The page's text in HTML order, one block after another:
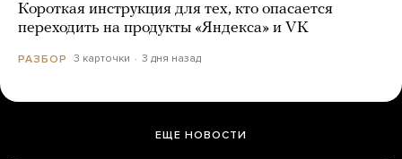
Короткая инструкция для тех, кто опасается
переходить на продукты «Яндекса» и VK
РАЗБОР 3 карточки 3 дня назад
ЕЩЕ НОВОСТИ